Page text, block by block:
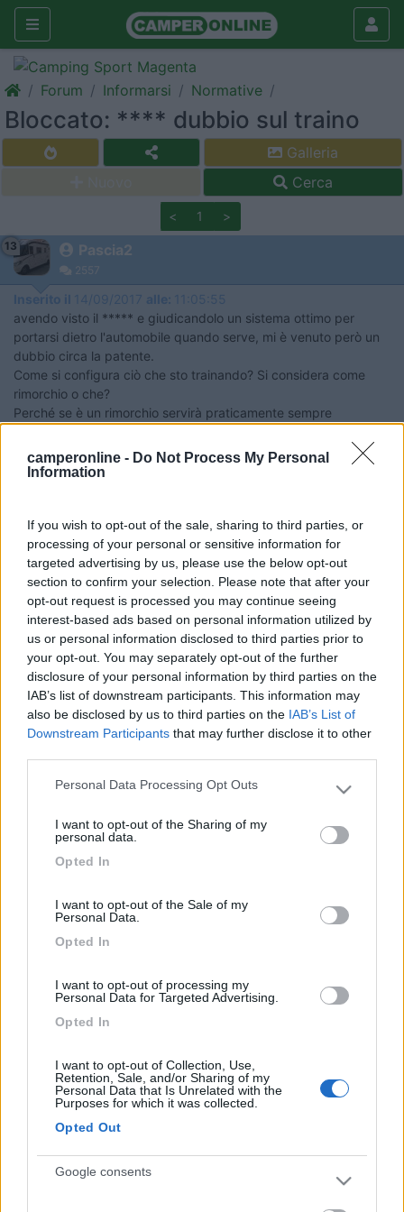
camperonline - Do Not Process My Personal
Information
If you wish to opt-out of the sale, sharing to third parties, or
processing of your personal or sensitive information for
targeted advertising by us, please use the below opt-out
section to confirm your selection. Please note that after your
opt-out request is processed you may continue seeing
interest-based ads based on personal information utilized by
us or personal information disclosed to third parties prior to
your opt-out. You may separately opt-out of the further
disclosure of your personal information by third parties on the
IAB’s list of downstream participants. This information may
also be disclosed by us to third parties on the IAB’s List of
Downstream Participants that may further disclose it to other
Please note that this website/app uses one or more Google
not limited to your visit or usage behaviour. You may click to
use your data for below specified purposes in below Google
Personal Data Processing Opt Outs
I want to opt-out of the Sharing of my
personal data.
Opted In
I want to opt-out of the Sale of my
Personal Data.
Opted In
I want to opt-out of processing my
Personal Data for Targeted Advertising.
Opted In
I want to opt-out of Collection, Use,
Retention, Sale, and/or Sharing of my
Personal Data that Is Unrelated with the
Purposes for which it was collected.
Opted Out
Google consents
Forum Informarsi Normative
Bloccato: **** dubbio sul traino
Galleria
Cerca
< 1 >
13 Pascia2
2557
Inserito il 14/09/2017 alle: 11:05:55
avendo visto il ***** e giudicandolo un sistema ottimo per
portarsi dietro l'automobile quando serve, mi è venuto però un
dubbio circa la patente.
Come si configura ciò che sto trainando? Si considera come
rimorchio o che?
Perché se è un rimorchio servirà praticamente sempre
realisticamente non ce ne sono (tralasciamo le eccezioni) e
camper sotto i 2750 Kg idem.
o C+E.
Qualcuno ne sa qualcosa?
DAVIDE
IZ4DJI
58914
Inserito il 14/09/2017 alle:12:47:17
In risposta al messaggio diPascia2del14/09/2017alle11:05:55
avendo visto il ***** e giudicandolo un sistema ottimo per portarsi dietro
Come si configura ciò che sto trainando? Si considera come rimorchio
...
si, se il traino, cioè auto, aggancio etc supera i 750kg
sicuramente serve la patente BE.
semplice, praticamente solo una prova di guida durante la
quale vengono anche fatte un paio di domande inerenti solo il
traino del rimorchio.
(spero) così una volta che la ho non ci penso piu.
____________________________________
www.iz4dji.it